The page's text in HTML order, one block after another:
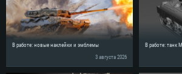
В работе: новые наклейки и эмблемы
3 августа 2026
В работе: танк